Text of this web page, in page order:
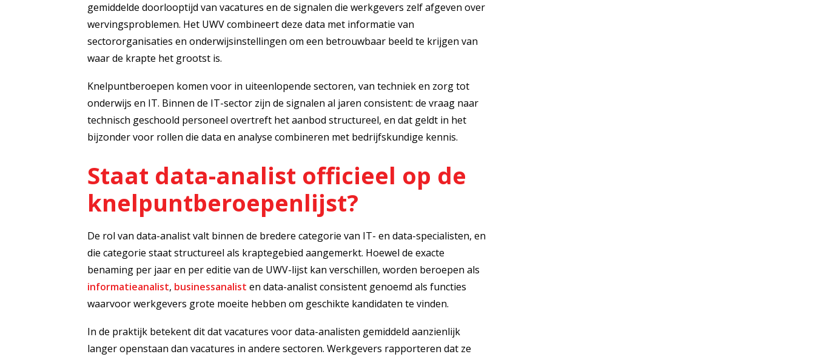
gemiddelde doorlooptijd van vacatures en de signalen die werkgevers zelf afgeven over
wervingsproblemen. Het UWV combineert deze data met informatie van
sectororganisaties en onderwijsinstellingen om een betrouwbaar beeld te krijgen van
waar de krapte het grootst is.
Knelpuntberoepen komen voor in uiteenlopende sectoren, van techniek en zorg tot
onderwijs en IT. Binnen de IT-sector zijn de signalen al jaren consistent: de vraag naar
technisch geschoold personeel overtreft het aanbod structureel, en dat geldt in het
bijzonder voor rollen die data en analyse combineren met bedrijfskundige kennis.
Staat data-analist officieel op de
knelpuntberoepenlijst?
De rol van data-analist valt binnen de bredere categorie van IT- en data-specialisten, en
die categorie staat structureel als kraptegebied aangemerkt. Hoewel de exacte
benaming per jaar en per editie van de UWV-lijst kan verschillen, worden beroepen als
informatieanalist, businessanalist en data-analist consistent genoemd als functies
waarvoor werkgevers grote moeite hebben om geschikte kandidaten te vinden.
In de praktijk betekent dit dat vacatures voor data-analisten gemiddeld aanzienlijk
langer openstaan dan vacatures in andere sectoren. Werkgevers rapporteren dat ze